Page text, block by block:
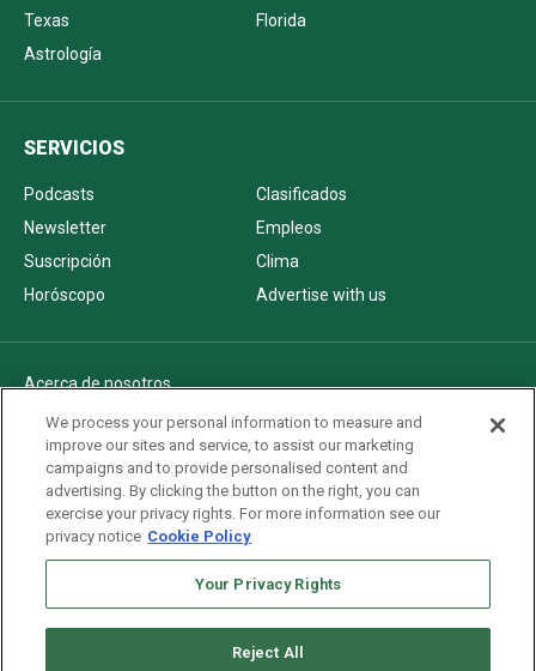
Texas
Florida
Astrología
SERVICIOS
Podcasts
Clasificados
Newsletter
Empleos
Suscripción
Clima
Horóscopo
Advertise with us
Acerca de nosotros
Politica de privacidad
Pautas Editoriales
AdChoices
Advertise with us
Newsletters
We process your personal information to measure and
improve our sites and service, to assist our marketing
campaigns and to provide personalised content and
advertising. By clicking the button on the right, you can
exercise your privacy rights. For more information see our
privacy notice Cookie Policy
Your Privacy Rights
Reject All